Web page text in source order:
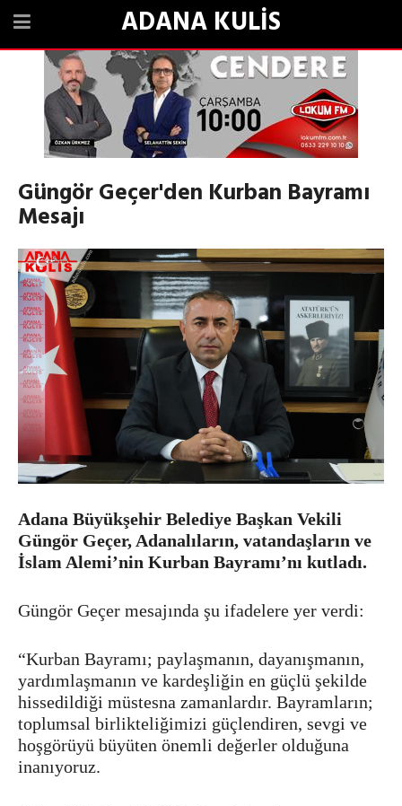
ADANA KULİS
Güngör Geçer'den Kurban Bayramı
Mesajı
Adana Büyükşehir Belediye Başkan Vekili
Güngör Geçer, Adanalıların, vatandaşların ve
İslam Alemi’nin Kurban Bayramı’nı kutladı.
Güngör Geçer mesajında şu ifadelere yer verdi:
“Kurban Bayramı; paylaşmanın, dayanışmanın,
yardımlaşmanın ve kardeşliğin en güçlü şekilde
hissedildiği müstesna zamanlardır. Bayramların;
toplumsal birlikteliğimizi güçlendiren, sevgi ve
hoşgörüyü büyüten önemli değerler olduğuna
inanıyoruz.